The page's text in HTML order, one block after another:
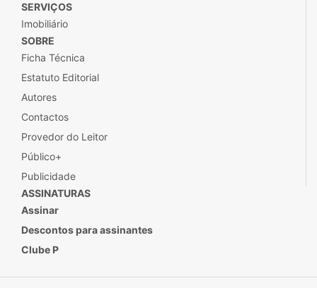
SERVIÇOS
Imobiliário
SOBRE
Ficha Técnica
Estatuto Editorial
Autores
Contactos
Provedor do Leitor
Público+
Publicidade
ASSINATURAS
Assinar
Descontos para assinantes
Clube P